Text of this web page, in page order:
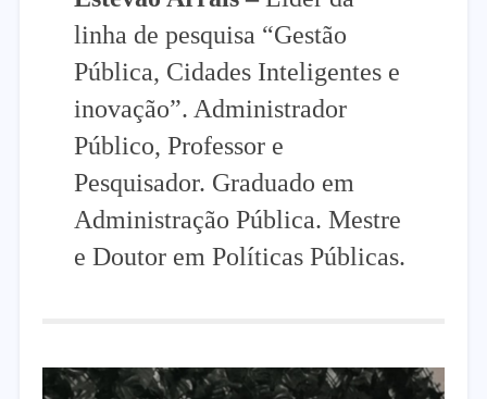
linha de pesquisa “Gestão
Pública, Cidades Inteligentes e
inovação”. Administrador
Público, Professor e
Pesquisador. Graduado em
Administração Pública. Mestre
e Doutor em Políticas Públicas.